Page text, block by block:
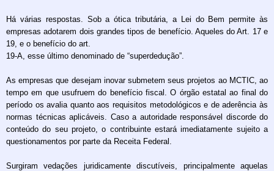
Há várias respostas. Sob a ótica tributária, a Lei do Bem permite às
empresas adotarem dois grandes tipos de benefício. Aqueles do Art. 17 e
19, e o benefício do art.
19-A, esse último denominado de “superdedução”.
As empresas que desejam inovar submetem seus projetos ao MCTIC, ao
tempo em que usufruem do benefício fiscal. O órgão estatal ao final do
período os avalia quanto aos requisitos metodológicos e de aderência às
normas técnicas aplicáveis. Caso a autoridade responsável discorde do
conteúdo do seu projeto, o contribuinte estará imediatamente sujeito a
questionamentos por parte da Receita Federal.
Surgiram vedações juridicamente discutíveis, principalmente aquelas